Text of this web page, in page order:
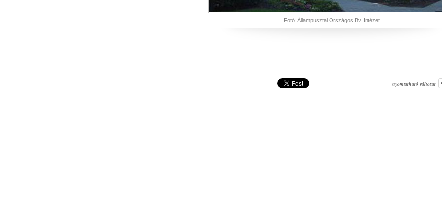
Fotó: Állampusztai Országos Bv. Intézet
nyomtatható változat